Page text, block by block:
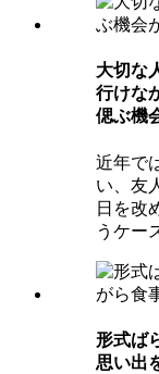
⼤切な
⾏けな
偲ぶ機
近年で
い、友
日を改
うケー
形式ば
思い出